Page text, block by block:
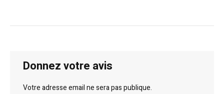
Donnez votre avis
Votre adresse email ne sera pas publique.